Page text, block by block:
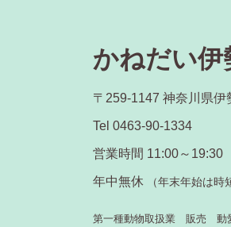
かねだい伊
〒259-1147 神奈川県伊
Tel 0463-90-1334
営業時間 11:00～19:30
年中無休 （年末年始は時
第一種動物取扱業 販売 動